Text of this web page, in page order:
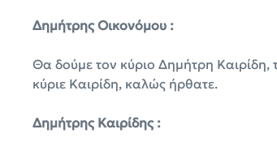
Δημήτρης Οικονόμου :
Θα δούμε τον κύριο Δημήτρη
κύριε Καιρίδη, καλώς ήρθατε.
Δημήτρης Καιρίδης :